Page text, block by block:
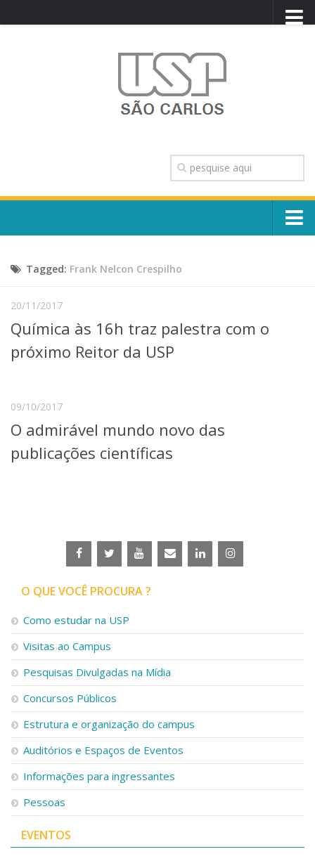
TRANSPARÊNCIA
OUVIDORIA
CONTATO
Escola, Institutos e Órgãos
Núcleos e Comissões
Telefones e Mapas
Pessoas
Educação a distância
Cursos de Extensão
Pesquisa e Inovação
Empresas Juniores
Extensão à Comunidade
Projetos, Programas e Cursos
Artes, Cultura e Esportes
Museus e Espaços Interativos
Serviços
Bibliotecas
Apoio ao Estudante
Segurança, Trânsito e Prevenção
RH, Administrativo e Financeiro
Outros serviços
Comunicação
Assessorias e Mídias
Aplicativos e Sites
Jornal da USP
Agenda de Eventos
Defesa de Teses
Tagged: Frank Nelcon Crespilho
20/11/2017
Química às 16h traz palestra com o
próximo Reitor da USP
09/10/2017
O admirável mundo novo das
publicações científicas
O QUE VOCÊ PROCURA ?
Como estudar na USP
Visitas ao Campus
Pesquisas Divulgadas na Mídia
Concursos Públicos
Estrutura e organização do campus
Auditórios e Espaços de Eventos
Informações para ingressantes
Pessoas
EVENTOS